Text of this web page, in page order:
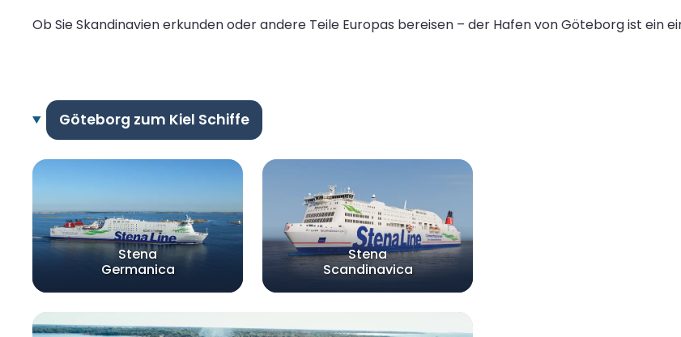
Ob Sie Skandinavien erkunden oder andere Teile Europas bereisen – der Hafen von Göteborg ist ein
Göteborg zum Kiel Schiffe
Stena
Germanica
Stena
Scandinavica